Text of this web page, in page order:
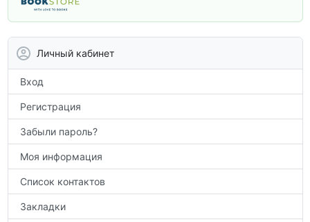
Личный кабинет
Вход
Регистрация
Забыли пароль?
Моя информация
Список контактов
Закладки